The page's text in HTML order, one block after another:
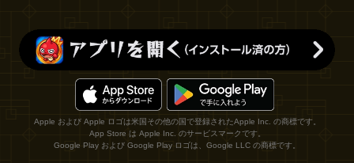
Apple および Apple ロゴは米国その他の国で登録されたApple Inc. の商標です。
App Store は Apple Inc. のサービスマークです。
Google Play および Google Play ロゴは、Google LLC の商標です。